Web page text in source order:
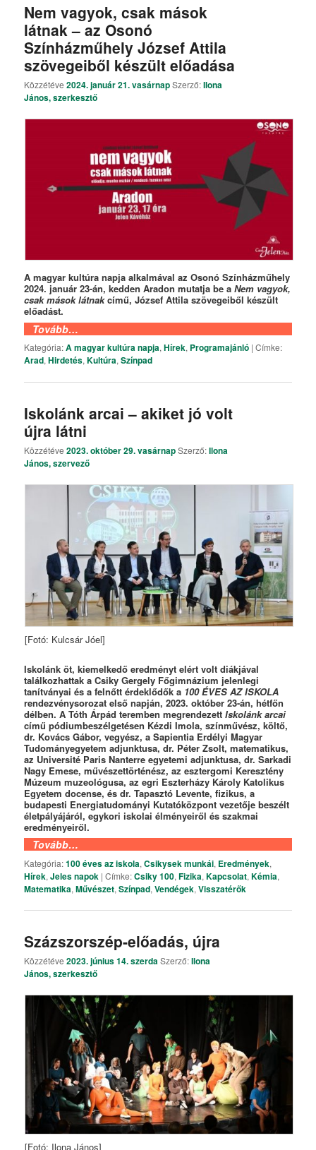
Nem vagyok, csak mások
látnak – az Osonó
Színházműhely József Attila
szövegeiből készült előadása
Közzétéve2024. január 21. vasárnapSzerző:Ilona
János, szerkesztő
A magyar kultúra napja alkalmával az Osonó Színházműhely
2024. január 23-án, kedden Aradon mutatja be aNem vagyok,
csak mások látnakcímű, József Attila szövegeiből készült
előadást.
Tovább…
Kategória:A magyar kultúra napja,Hírek, Programajánló |Címke:
Arad,Hirdetés,Kultúra,Színpad
Iskolánk arcai – akiket jó volt
újra látni
Közzétéve2023. október 29. vasárnapSzerző:Ilona
János, szervező
[Fotó: Kulcsár Jóel]
Iskolánk öt, kiemelkedő eredményt elért volt diákjával
találkozhattak a Csiky Gergely Főgimnázium jelenlegi
tanítványai és a felnőtt érdeklődők a 100 ÉVES AZ ISKOLA
rendezvénysorozat első napján, 2023. október 23-án, hétfőn
délben. A Tóth Árpád teremben megrendezettIskolánk arcai
című pódiumbeszélgetésen Kézdi Imola, színművész, költő,
dr. Kovács Gábor, vegyész, a Sapientia Erdélyi Magyar
Tudományegyetem adjunktusa, dr. Péter Zsolt, matematikus,
az Université Paris Nanterre egyetemi adjunktusa, dr. Sarkadi
Nagy Emese, művészettörténész, az esztergomi Keresztény
Múzeum muzeológusa, az egri Eszterházy Károly Katolikus
Egyetem docense, és dr. Tapasztó Levente, fizikus, a
budapesti Energiatudományi Kutatóközpont vezetője beszélt
életpályájáról, egykori iskolai élményeiről és szakmai
eredményeiről.
Tovább…
Kategória:100 éves az iskola,Csikysek munkái, Eredmények,
Hírek,Jeles napok |Címke:Csiky 100,Fizika,Kapcsolat,Kémia,
Matematika,Művészet,Színpad,Vendégek,Visszatérők
Százszorszép-előadás, újra
Közzétéve2023. június 14. szerdaSzerző:Ilona
János, szerkesztő
[Fotó: Ilona János]